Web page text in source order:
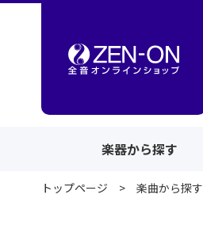
楽器から探す
トップページ 楽曲から探す